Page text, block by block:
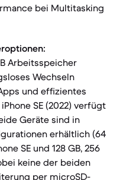
bei Multitasking
Arbeitsspeicher
Wechseln
und effizientes
SE (2022) verfügt
Geräte sind in
erhältlich (64
SE und 128 GB, 256
keine der beiden
per microSD-